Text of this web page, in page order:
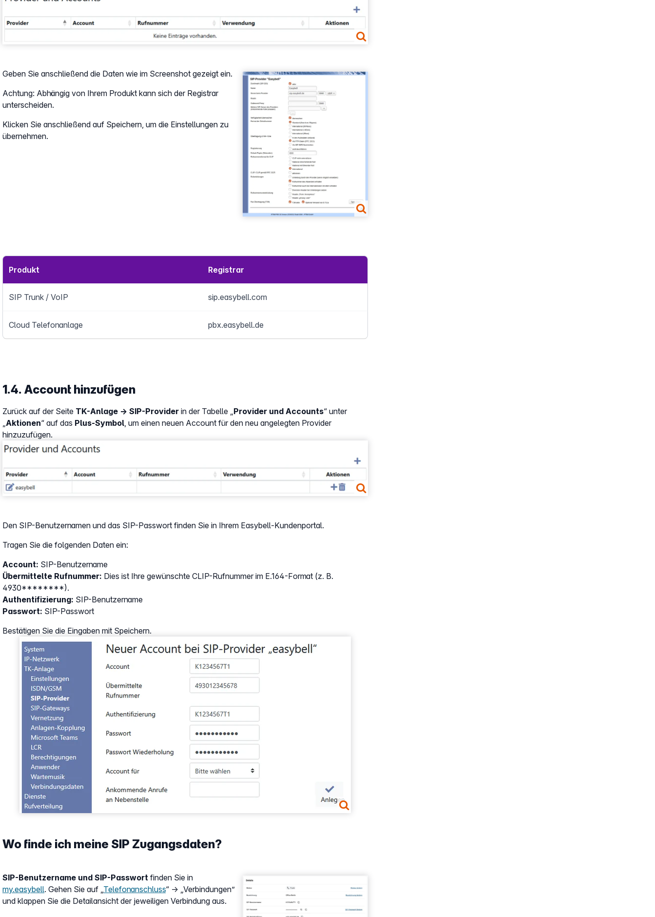
Show larger version
Geben Sie anschließend die Daten wie im Screenshot gezeigt ein.
Achtung: Abhängig von Ihrem Produkt kann sich der Registrar
unterscheiden.
Klicken Sie anschließend auf Speichern, um die Einstellungen zu
übernehmen.
Produkt Registrar
SIP Trunk / VoIP sip.easybell.com
Cloud Telefonanlage pbx.easybell.de
Show larger version
1.4. Account hinzufügen
Zurück auf der Seite TK-Anlage → SIP-Provider in der Tabelle „Provider und Accounts“ unter
„Aktionen“ auf das Plus-Symbol, um einen neuen Account für den neu angelegten Provider
hinzuzufügen.
Show larger version
Den SIP-Benutzernamen und das SIP-Passwort finden Sie in Ihrem Easybell-Kundenportal.
Tragen Sie die folgenden Daten ein:
Account: SIP-Benutzername
Übermittelte Rufnummer: Dies ist Ihre gewünschte CLIP-Rufnummer im E.164-Format (z. B.
4930********).
Authentifizierung: SIP-Benutzername
Passwort: SIP-Passwort
Bestätigen Sie die Eingaben mit Speichern.
Wo finde ich meine SIP Zugangsdaten?
Show larger version
SIP-Benutzername und SIP-Passwort finden Sie in
my.easybell. Gehen Sie auf „Telefonanschluss“ → „Verbindungen”
und klappen Sie die Detailansicht der jeweiligen Verbindung aus.